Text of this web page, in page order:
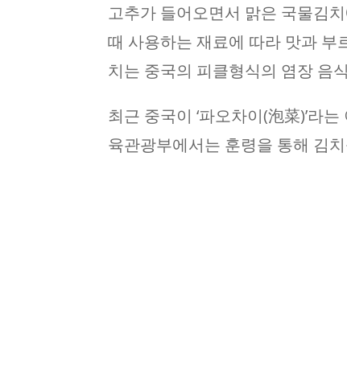
고추가 들어오면서 맑은 국물김
때 사용하는 재료에 따라 맛과 부
치는 중국의 피클형식의 염장 음
최근 중국이 ‘파오차이(泡菜)’라
육관광부에서는 훈령을 통해 김